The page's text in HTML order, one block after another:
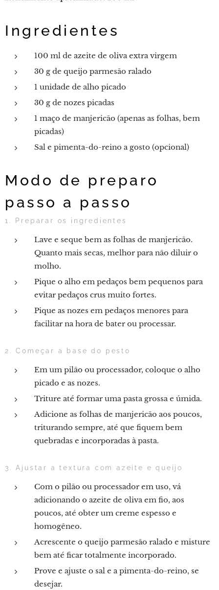
Ingredientes
100 ml de azeite de oliva extra virgem
30 g de queijo parmesão ralado
1 unidade de alho picado
30 g de nozes picadas
1 maço de manjericão (apenas as folhas, bem
picadas)
Sal e pimenta-do-reino a gosto (opcional)
Modo de preparo
passo a passo
1. Preparar os ingredientes
Lave e seque bem as folhas de manjericão.
Quanto mais secas, melhor para não diluir o
molho.
Pique o alho em pedaços bem pequenos para
evitar pedaços crus muito fortes.
Pique as nozes em pedaços menores para
facilitar na hora de bater ou processar.
2. Começar a base do pesto
Em um pilão ou processador, coloque o alho
picado e as nozes.
Triture até formar uma pasta grossa e úmida.
Adicione as folhas de manjericão aos poucos,
triturando sempre, até que fiquem bem
quebradas e incorporadas à pasta.
3. Ajustar a textura com azeite e queijo
Com o pilão ou processador em uso, vá
adicionando o azeite de oliva em fio, aos
poucos, até obter um creme espesso e
homogêneo.
Acrescente o queijo parmesão ralado e misture
bem até ficar totalmente incorporado.
Prove e ajuste o sal e a pimenta-do-reino, se
desejar.